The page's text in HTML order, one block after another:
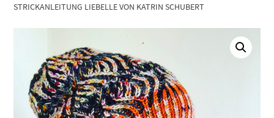
STRICKANLEITUNG LIEBELLE VON KATRIN SCHUBERT